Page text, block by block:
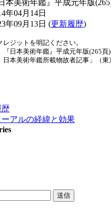
美術年鑑』平成元年版
年04月14日
年09月13日 (更新履歴)
レジットを明記ください。
『日本美術年鑑』平成元年版(265頁)
本美術年鑑所載物故者記事」（東
歴
ーアルの経緯と効果